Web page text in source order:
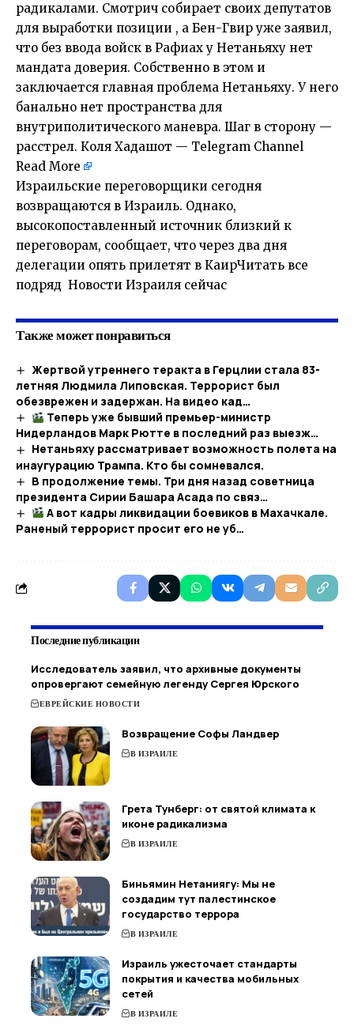
радикалами. Смотрич собирает своих депутатов
для выработки позиции , а Бен-Гвир уже заявил,
что без ввода войск в Рафиах у Нетаньяху нет
мандата доверия. Собственно в этом и
заключается главная проблема Нетаньяху. У него
банально нет пространства для
внутриполитического маневра. Шаг в сторону —
расстрел. Коля Хадашот — Telegram Channel
Read More
Израильские переговорщики сегодня
возвращаются в Израиль. Однако,
высокопоставленный источник близкий к
переговорам, сообщает, что через два дня
делегации опять прилетят в КаирЧитать все
подряд Новости Израиля сейчас
Также может понравиться
Жертвой утреннего теракта в Герцлии стала 83-
летняя Людмила Липовская. Террорист был
обезврежен и задержан. На видео кад…
Теперь уже бывший премьер-министр
Нидерландов Марк Рютте в последний раз выезж…
Нетаньяху рассматривает возможность полета на
инаугурацию Трампа. Кто бы сомневался.
В продолжение темы. Три дня назад советница
президента Сирии Башара Асада по связ…
А вот кадры ликвидации боевиков в Махачкале.
Раненый террорист просит его не уб…
Последние публикации
Исследователь заявил, что архивные документы
опровергают семейную легенду Сергея Юрского
ЕВРЕЙСКИЕ НОВОСТИ
Возвращение Софы Ландвер
В ИЗРАИЛЕ
Грета Тунберг: от святой климата к
иконе радикализма
В ИЗРАИЛЕ
Биньямин Нетаниягу: Мы не
создадим тут палестинское
государство террора
В ИЗРАИЛЕ
Израиль ужесточает стандарты
покрытия и качества мобильных
сетей
В ИЗРАИЛЕ